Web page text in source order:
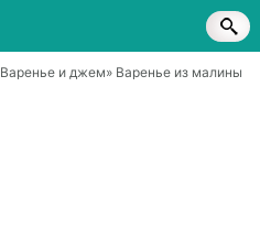
Варенье и джем» Варенье из малины